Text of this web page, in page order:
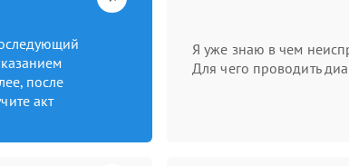
после
акт
Я уже знаю в чем
Для чего проводить